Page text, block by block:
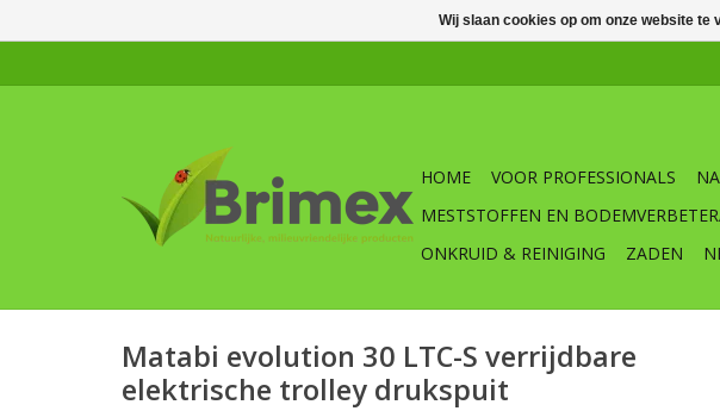
HOME VOOR PROFESSIONALS
MESTSTOFFEN EN
ONKRUID & REINIGING
ZADEN
Matabi evolution 30 LTC-S verrijdbare
elektrische trolley drukspuit
Wij slaan cookies op om onze website te